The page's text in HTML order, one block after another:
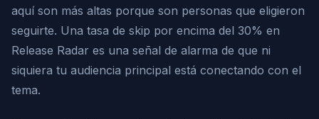
aquí son más altas porque son personas que eligieron
seguirte. Una tasa de skip por encima del 30% en
Release Radar es una señal de alarma de que ni
siquiera tu audiencia principal está conectando con el
tema.